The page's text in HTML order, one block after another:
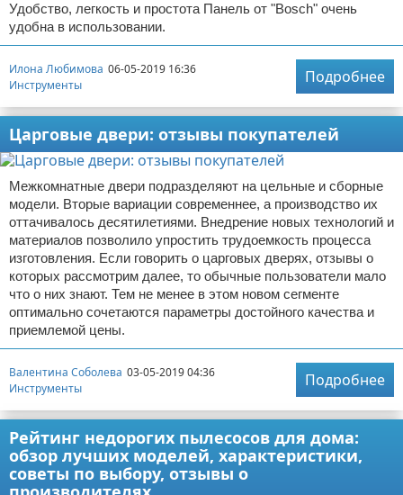
Удобство, легкость и простота Панель от "Bosch" очень
удобна в использовании.
Илона Любимова 06-05-2019 16:36
Инструменты
Подробнее
Царговые двери: отзывы покупателей
Межкомнатные двери подразделяют на цельные и сборные
модели. Вторые вариации современнее, а производство их
оттачивалось десятилетиями. Внедрение новых технологий и
материалов позволило упростить трудоемкость процесса
изготовления. Если говорить о царговых дверях, отзывы о
которых рассмотрим далее, то обычные пользователи мало
что о них знают. Тем не менее в этом новом сегменте
оптимально сочетаются параметры достойного качества и
приемлемой цены.
Валентина Соболева 03-05-2019 04:36
Инструменты
Подробнее
Рейтинг недорогих пылесосов для дома:
обзор лучших моделей, характеристики,
советы по выбору, отзывы о